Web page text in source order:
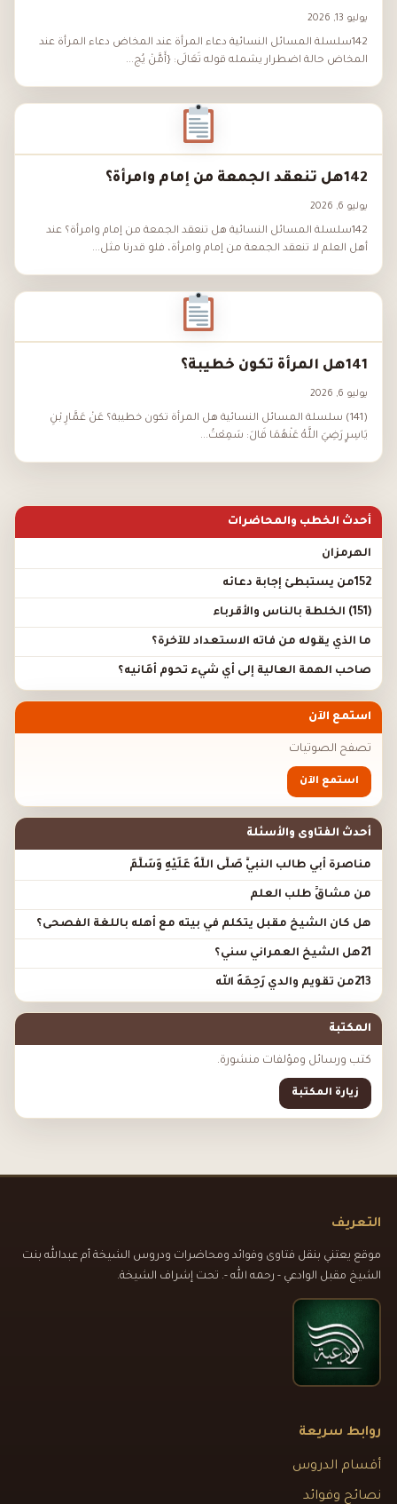
يوليو 13, 2026
142سلسلة المسائل النسائية دعاء المرأة عند المخاض دعاء المرأة عند
المخاض حالة اضطرار يشمله قوله تَعَالَى: {أَمَّنْ يُج...
142هل تنعقد الجمعة من إمام وامرأة؟
يوليو 6, 2026
142سلسلة المسائل النسائية هل تنعقد الجمعة من إمام وامرأة؟ عند
أهل العلم لا تنعقد الجمعة من إمام وامرأة، فلو قدرنا مثل...
141هل المرأة تكون خطيبة؟
يوليو 6, 2026
(141) سلسلة المسائل النسائية هل المرأة تكون خطيبة؟ عَنْ عَمَّارِ بْنِ
يَاسِرٍ رَضِيَ اللَّهُ عَنْهُمَا قَالَ: سَمِعْتُ...
أحدث الخطب والمحاضرات
الهرمزان
152من يستبطئ إجابة دعائه
(151) الخلطة بالناس والأقرباء
ما الذي يقوله من فاته الاستعداد للآخرة؟
صاحب الهمة العالية إلى أي شيء تحوم أَمَانيه؟
استمع الآن
تصفح الصوتيات
استمع الآن
أحدث الفتاوى والأسئلة
مناصرة أبي طالب النبيَّ صَلَّى اللَّهُ عَلَيْهِ وَسَلَّمَ
من مشاقِّ طلب العلم
هل كان الشيخ مقبل يتكلم في بيته مع أهله باللغة الفصحى؟
21هل الشيخ العمراني سني؟
213من تقويم والدي رَحِمَهُ الله
المكتبة
كتب ورسائل ومؤلفات منشورة.
زيارة المكتبة
التعريف
موقع يعتني بنقل فتاوى وفوائد ومحاضرات ودروس الشيخة أم عبدالله بنت
الشيخ مقبل الوادعي - رحمه الله -. تحت إشراف الشيخة.
روابط سريعة
أقسام الدروس
نصائح وفوائد